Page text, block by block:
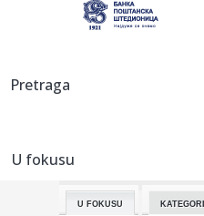
19:28:Председник
Zelenskog u Sr...
19:24:
Pretraga
U fokusu
U FOKUSU